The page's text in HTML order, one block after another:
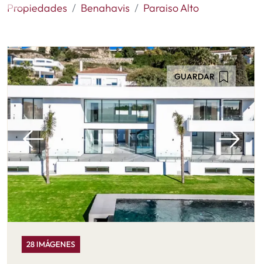
Propiedades Benahavis Paraiso Alto
GUARDAR
28 IMÁGENES